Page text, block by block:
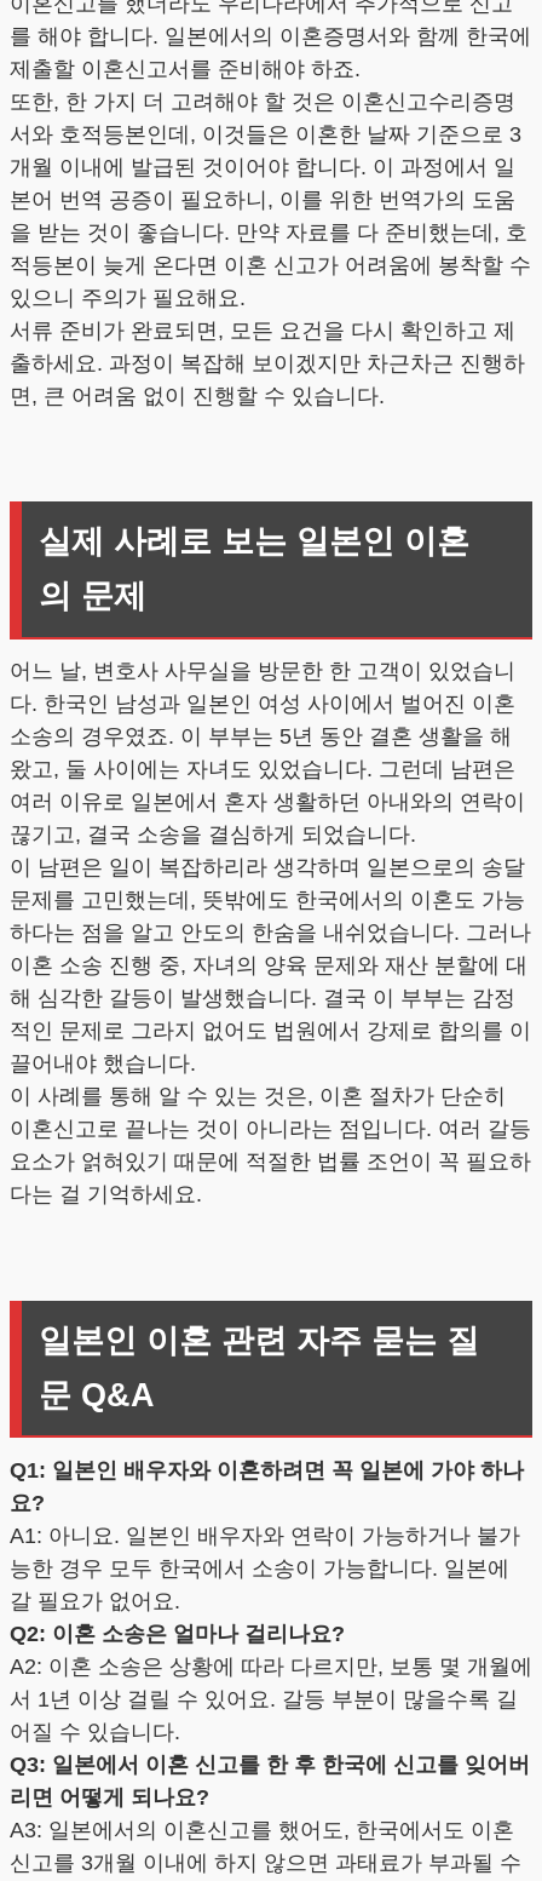
를 해야 합니다. 일본에서의 이혼증명서와 함께 한국에
제출할 이혼신고서를 준비해야 하죠.
또한, 한 가지 더 고려해야 할 것은 이혼신고수리증명
서와 호적등본인데, 이것들은 이혼한 날짜 기준으로 3
개월 이내에 발급된 것이어야 합니다. 이 과정에서 일
본어 번역 공증이 필요하니, 이를 위한 번역가의 도움
을 받는 것이 좋습니다. 만약 자료를 다 준비했는데, 호
적등본이 늦게 온다면 이혼 신고가 어려움에 봉착할 수
있으니 주의가 필요해요.
서류 준비가 완료되면, 모든 요건을 다시 확인하고 제
출하세요. 과정이 복잡해 보이겠지만 차근차근 진행하
면, 큰 어려움 없이 진행할 수 있습니다.
실제 사례로 보는 일본인 이혼
의 문제
어느 날, 변호사 사무실을 방문한 한 고객이 있었습니
다. 한국인 남성과 일본인 여성 사이에서 벌어진 이혼
소송의 경우였죠. 이 부부는 5년 동안 결혼 생활을 해
왔고, 둘 사이에는 자녀도 있었습니다. 그런데 남편은
여러 이유로 일본에서 혼자 생활하던 아내와의 연락이
끊기고, 결국 소송을 결심하게 되었습니다.
이 남편은 일이 복잡하리라 생각하며 일본으로의 송달
문제를 고민했는데, 뜻밖에도 한국에서의 이혼도 가능
하다는 점을 알고 안도의 한숨을 내쉬었습니다. 그러나
이혼 소송 진행 중, 자녀의 양육 문제와 재산 분할에 대
해 심각한 갈등이 발생했습니다. 결국 이 부부는 감정
적인 문제로 그라지 없어도 법원에서 강제로 합의를 이
끌어내야 했습니다.
이 사례를 통해 알 수 있는 것은, 이혼 절차가 단순히
이혼신고로 끝나는 것이 아니라는 점입니다. 여러 갈등
요소가 얽혀있기 때문에 적절한 법률 조언이 꼭 필요하
다는 걸 기억하세요.
일본인 이혼 관련 자주 묻는 질
문 Q&A
Q1: 일본인 배우자와 이혼하려면 꼭 일본에 가야 하나
요?
A1: 아니요. 일본인 배우자와 연락이 가능하거나 불가
능한 경우 모두 한국에서 소송이 가능합니다. 일본에
갈 필요가 없어요.
Q2: 이혼 소송은 얼마나 걸리나요?
A2: 이혼 소송은 상황에 따라 다르지만, 보통 몇 개월에
서 1년 이상 걸릴 수 있어요. 갈등 부분이 많을수록 길
어질 수 있습니다.
Q3: 일본에서 이혼 신고를 한 후 한국에 신고를 잊어버
리면 어떻게 되나요?
A3: 일본에서의 이혼신고를 했어도, 한국에서도 이혼
신고를 3개월 이내에 하지 않으면 과태료가 부과될 수